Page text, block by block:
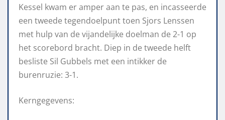
Kessel kwam er amper aan te pas, en incasseerde
een tweede tegendoelpunt toen Sjors Lenssen
met hulp van de vijandelijke doelman de 2-1 op
het scorebord bracht. Diep in de tweede helft
besliste Sil Gubbels met een intikker de
burenruzie: 3-1.
Kerngegevens: